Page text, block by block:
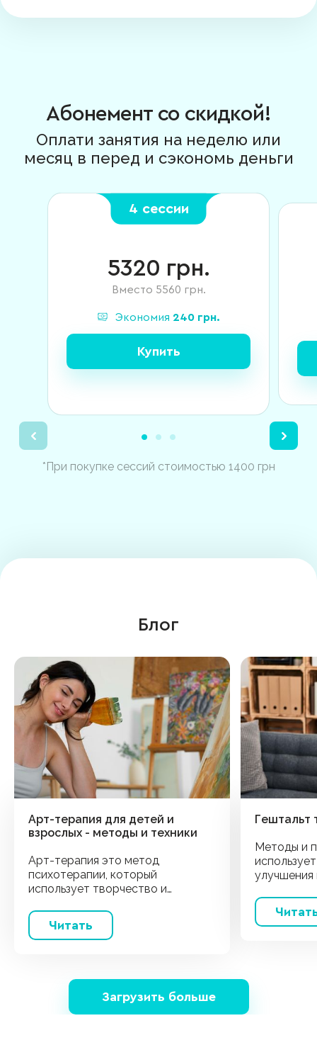
Абонемент со скидкой!
Оплати занятия на неделю или
месяц в перед и сэкономь деньги
4 сессии
5320 грн.
Вместо 5560 грн.
Экономия 240 грн.
Купить
*При покупке сессий стоимостью 1400 грн
Блог
Арт-терапия для детей и
взрослых - методы и техники
Арт-терапия это метод
психотерапии, который
использует творчество и
раскрытия эмоций, поддержания
психического здоровья и
Читать
Гештальт
Методы и
Загрузить больше